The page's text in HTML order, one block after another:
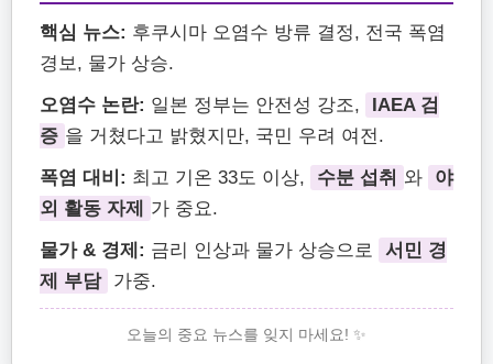
핵심 뉴스: 후쿠시마 오염수 방류 결정, 전국 폭염
경보, 물가 상승.
오염수 논란: 일본 정부는 안전성 강조,
IAEA 검
증 을 거쳤다고 밝혔지만, 국민 우려 여전.
폭염 대비: 최고 기온 33도 이상, 수분 섭취 와
야
외 활동 자제
가 중요.
물가 & 경제: 금리 인상과 물가 상승으로
서민 경
제 부담
가중.
오늘의 중요 뉴스를 잊지 마세요! ✨